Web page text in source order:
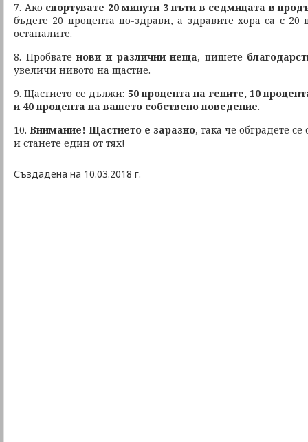
7. Ако спортувате 20 минути 3 пъти в седмицата в
бъдете 20 процента по-здрави, а здравите хора са с 20
останалите.
8. Пробватенови и различни неща, пишете
увеличи нивото на щастие.
9. Щастието се дължи: 50 процента на гените, 10
и 40 процента на вашето собствено поведение.
10. Внимание! Щастието е заразно, така че обградете
и станете един от тях!
Създадена на 10.03.2018 г.